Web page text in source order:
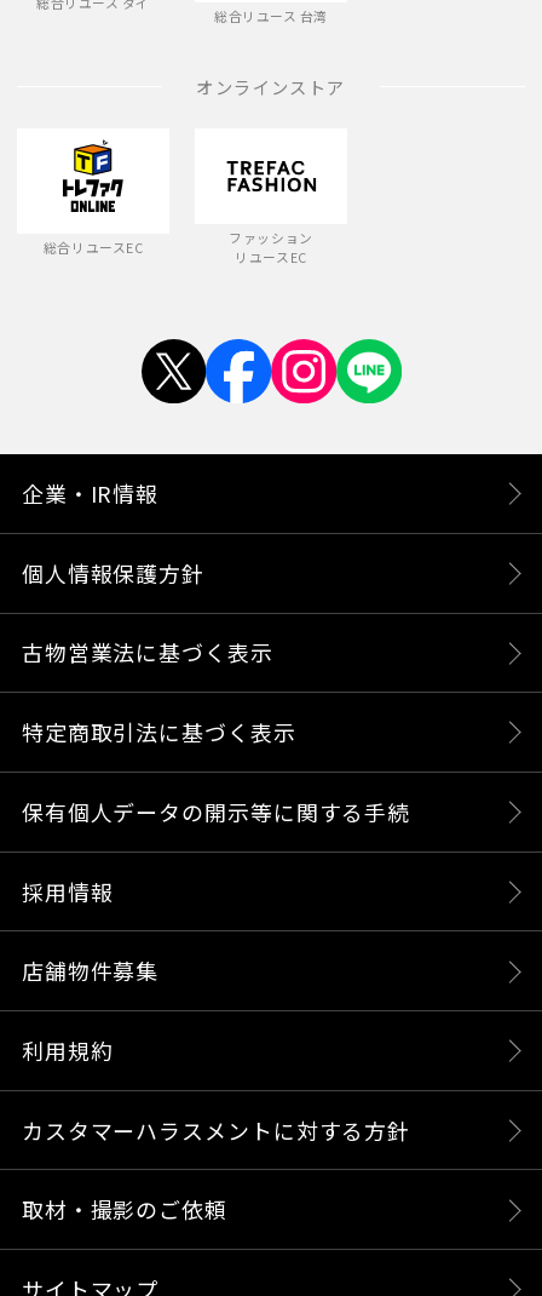
総合リユース 台湾
オンラインストア
総合リユースEC
ファッション
リユースEC
企業・IR情報
個人情報保護方針
古物営業法に基づく表示
特定商取引法に基づく表示
保有個人データの開示等に関する手続
採用情報
店舗物件募集
利用規約
カスタマーハラスメントに対する方針
取材・撮影のご依頼
サイトマップ